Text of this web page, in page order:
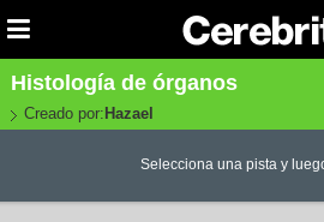
Histología de órganos
Creado por: Hazael
Selecciona una pista y